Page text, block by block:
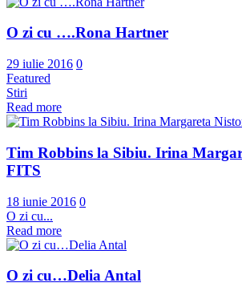
O zi cu ….Rona Hartner
29 iulie 2016 0
Featured
Stiri
Read more
Tim Robbins la Sibiu. Irina
FITS
18 iunie 2016 0
O zi cu...
Read more
O zi cu…Delia Antal